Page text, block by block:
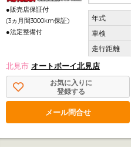
●販売店保証付
(3ヵ月間3000km保証)
●法定整備付
北見市 オートボーイ北見店
お気に入りに
登録する
メール問合せ